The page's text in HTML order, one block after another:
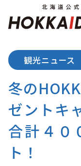
特集
温泉
グルメ
冬の
ゼントキ
合計４０
ト！